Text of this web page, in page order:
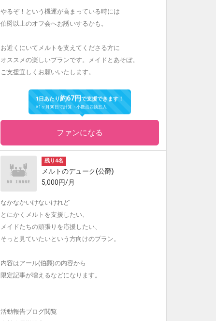
やるぞ！という機運が高まっている時には
伯爵以上のオフ会へお誘いするかも。
お近くにいてメルトを支えてくださる方に
オススメの楽しいプランです。メイドとあそぼ。
ご支援宜しくお願いいたします。
1日あたり約67円で支援できます！
※1ヶ月30日で計算・小数点四捨五入
ファンになる
残り4名
メルトのデューク(公爵)
5,000円/月
なかなかいけないけれど
とにかくメルトを支援したい、
メイドたちの頑張りを応援したい、
そっと見ていたいという方向けのプラン。
内容はアール(伯爵)の内容から
限定記事が増えるなどになります。
活動報告ブログ閲覧